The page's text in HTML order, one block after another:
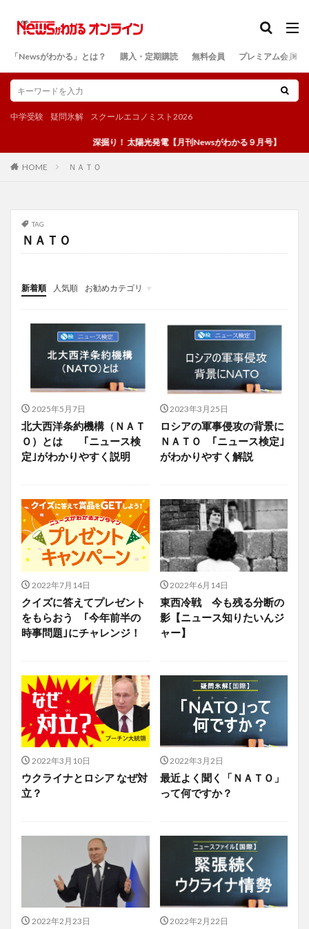
「Newsがわかる」とは？ 購入・定期購読 無料会員 プレミアム会員
中学受験 疑問氷解 スクールエコノミスト2026
深掘り！ 太陽光発電【月刊Newsがわかる９月号】
HOME ＮＡＴＯ
TAG
ＮＡＴＯ
新着順 人気順
お勧めカテゴリ
投稿
学び
マンガ
電子書籍
2025年5月7日
北大西洋条約機構（ＮＡＴ
Ｏ）とは ｢ニュース検
定｣がわかりやすく説明
2023年3月25日
ロシアの軍事侵攻の背景に
ＮＡＴＯ ｢ニュース検定｣
がわかりやすく解説
2022年7月14日
クイズに答えてプレゼント
をもらおう ｢今年前半の
時事問題｣にチャレンジ！
2022年6月14日
東西冷戦 今も残る分断の
影【ニュース知りたいんジ
ャー】
2022年3月10日
ウクライナとロシア なぜ対
立？
2022年3月2日
最近よく聞く「ＮＡＴＯ」
って何ですか？
2022年2月23日 2022年2月22日
検索